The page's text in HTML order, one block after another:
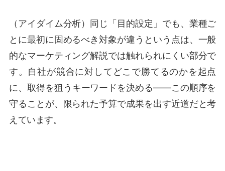
（アイダイム分析）同じ「目的設定」でも、業種ご
とに最初に固めるべき対象が違うという点は、一般
的なマーケティング解説では触れられにくい部分で
す。自社が競合に対してどこで勝てるのかを起点
に、取得を狙うキーワードを決める——この順序を
守ることが、限られた予算で成果を出す近道だと考
えています。